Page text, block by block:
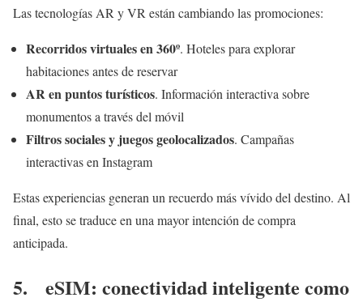
Las tecnologías AR y VR están cambiando las promociones:
Recorridos virtuales en 360º. Hoteles para explorar
habitaciones antes de reservar
AR en puntos turísticos. Información interactiva sobre
monumentos a través del móvil
Filtros sociales y juegos geolocalizados. Campañas
interactivas en Instagram
Estas experiencias generan un recuerdo más vívido del destino. Al
final, esto se traduce en una mayor intención de compra
anticipada.
5. eSIM: conectividad inteligente como